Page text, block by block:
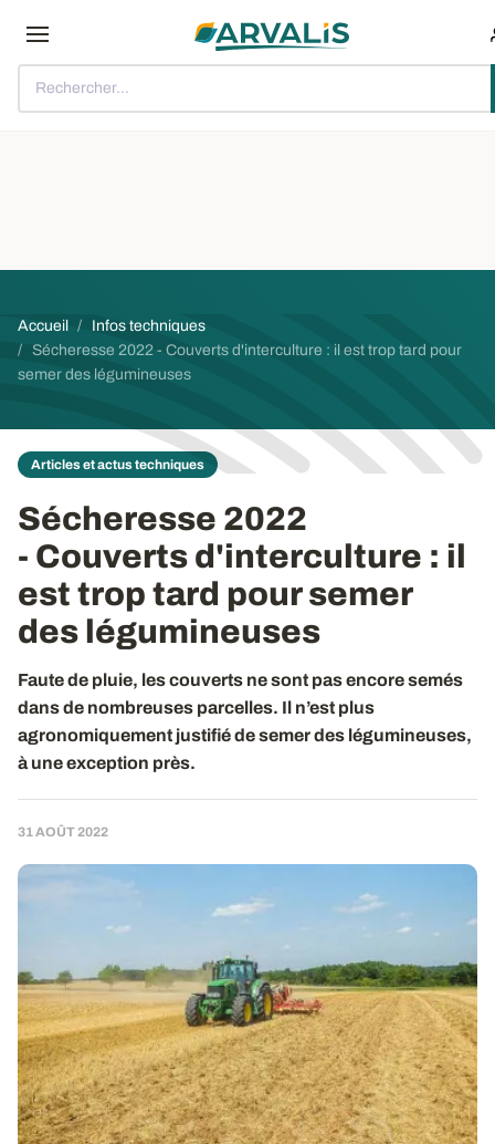
Rechercher...
Fil d'Ariane
Accueil
Infos techniques
Sécheresse 2022 - Couverts d'interculture : il est trop tard pour
semer des légumineuses
Articles et actus techniques
Sécheresse 2022
- Couverts d'interculture : il
est trop tard pour semer
des légumineuses
Faute de pluie, les couverts ne sont pas encore semés
dans de nombreuses parcelles. Il n’est plus
agronomiquement justifié de semer des légumineuses,
à une exception près.
31 AOÛT 2022